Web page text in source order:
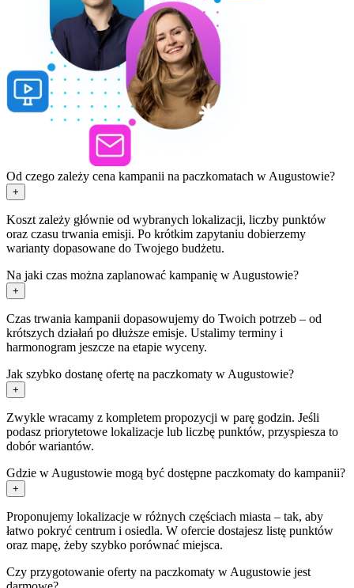
Od czego zależy cena kampanii na paczkomatach w Augustowie?
+
Koszt zależy głównie od wybranych lokalizacji, liczby punktów
oraz czasu trwania emisji. Po krótkim zapytaniu dobierzemy
warianty dopasowane do Twojego budżetu.
Na jaki czas można zaplanować kampanię w Augustowie?
+
Czas trwania kampanii dopasowujemy do Twoich potrzeb – od
krótszych działań po dłuższe emisje. Ustalimy terminy i
harmonogram jeszcze na etapie wyceny.
Jak szybko dostanę ofertę na paczkomaty w Augustowie?
+
Zwykle wracamy z kompletem propozycji w parę godzin. Jeśli
podasz priorytetowe lokalizacje lub liczbę punktów, przyspiesza to
dobór wariantów.
Gdzie w Augustowie mogą być dostępne paczkomaty do kampanii?
+
Proponujemy lokalizacje w różnych częściach miasta – tak, aby
łatwo pokryć centrum i osiedla. W ofercie dostajesz listę punktów
oraz mapę, żeby szybko porównać miejsca.
Czy przygotowanie oferty na paczkomaty w Augustowie jest